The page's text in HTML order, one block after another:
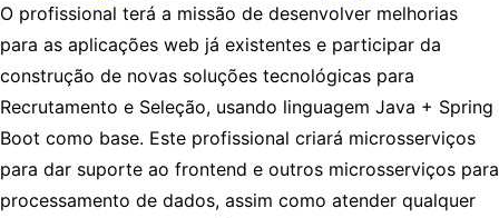
O profissional terá a missão de desenvolver melhorias
para as aplicações web já existentes e participar da
construção de novas soluções tecnológicas para
Recrutamento e Seleção, usando linguagem Java + Spring
Boot como base. Este profissional criará microsserviços
para dar suporte ao frontend e outros microsserviços para
processamento de dados, assim como atender qualquer